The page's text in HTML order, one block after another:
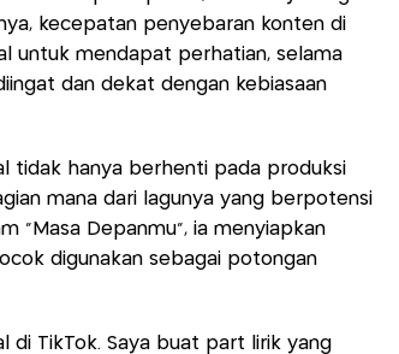
kecepatan penyebaran konten di
untuk mendapat perhatian, selama
dan dekat dengan kebiasaan
tidak hanya berhenti pada produksi
mana dari lagunya yang berpotensi
“Masa Depanmu”, ia menyiapkan
digunakan sebagai potongan
di TikTok. Saya buat part lirik yang